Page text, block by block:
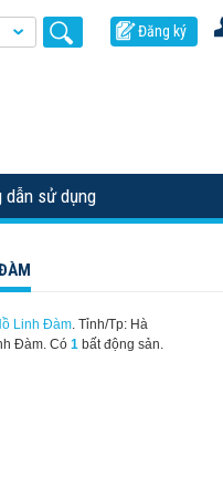
Đăng ký
dẫn sử dụng
Linh Đàm. Tỉnh/Tp: Hà
Đàm. Có 1 bất động sản.